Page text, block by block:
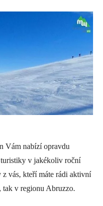
Vám nabízí opravdu
turistiky v jakékoliv roční
vás, kteří máte rádi aktivní
v regionu Abruzzo.